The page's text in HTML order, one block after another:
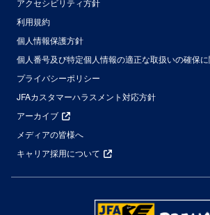
アクセシビリティ方針
利用規約
個人情報保護方針
個人番号及び特定個人情報の適正な取扱いの確保
プライバシーポリシー
JFAカスタマーハラスメント対応方針
アーカイブ
メディアの皆様へ
キャリア採用について